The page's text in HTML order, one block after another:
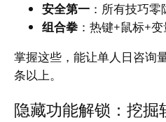
安全第一 ：所有技巧零
组合拳 ：热键+鼠标+
掌握这些，能让单人日咨询
条以上。
隐藏功能解锁：挖掘